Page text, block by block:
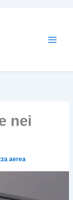
nei
aerea